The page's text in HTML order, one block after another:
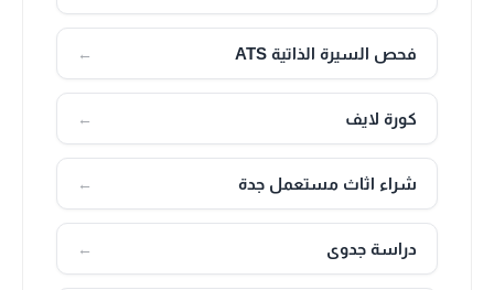
فحص السيرة الذاتية ATS ←
كورة لايف ←
شراء اثاث مستعمل جدة ←
دراسة جدوى ←